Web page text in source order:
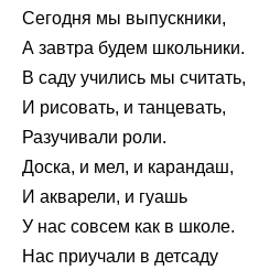
Сегодня мы выпускники,
А завтра будем школьники.
В саду учились мы считать,
И рисовать, и танцевать,
Разучивали роли.
Доска, и мел, и карандаш,
И акварели, и гуашь
У нас совсем как в школе.
Нас приучали в детсаду